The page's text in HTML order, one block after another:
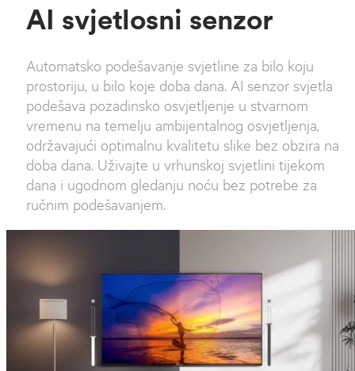
AI svjetlosni senzor
Automatsko podešavanje svjetline za bilo koju
prostoriju, u bilo koje doba dana. AI senzor svjetla
podešava pozadinsko osvjetljenje u stvarnom
vremenu na temelju ambijentalnog osvjetljenja,
održavajući optimalnu kvalitetu slike bez obzira na
doba dana. Uživajte u vrhunskoj svjetlini tijekom
dana i ugodnom gledanju noću bez potrebe za
ručnim podešavanjem.